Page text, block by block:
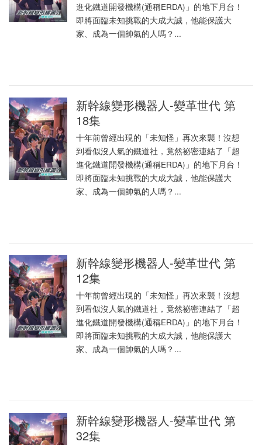
進化鐵道開發機構(通稱ERDA)」的地下月台！
即將面臨未知挑戰的大成大誠，他能保護大
家、成為一個帥氣的人嗎？...
新幹線變形機器人-變革世代 第
18集
十年前曾經出現的「未知怪」再次來襲！沒想
到看似沒人氣的鐵道社，竟然祕密連結了「超
進化鐵道開發機構(通稱ERDA)」的地下月台！
即將面臨未知挑戰的大成大誠，他能保護大
家、成為一個帥氣的人嗎？...
新幹線變形機器人-變革世代 第
12集
十年前曾經出現的「未知怪」再次來襲！沒想
到看似沒人氣的鐵道社，竟然祕密連結了「超
進化鐵道開發機構(通稱ERDA)」的地下月台！
即將面臨未知挑戰的大成大誠，他能保護大
家、成為一個帥氣的人嗎？...
新幹線變形機器人-變革世代 第
32集